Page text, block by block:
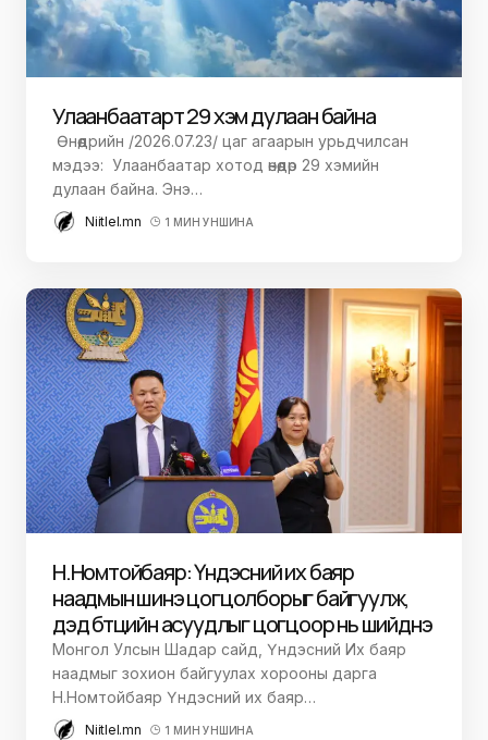
Улаанбаатарт 29 хэм дулаан байна
Өнөөдрийн /2026.07.23/ цаг агаарын урьдчилсан
мэдээ: Улаанбаатар хотод өнөөдөр 29 хэмийн
дулаан байна. Энэ…
Niitlel.mn 1 МИН УНШИНА
Н.Номтойбаяр: Үндэсний их баяр
наадмын шинэ цогцолборыг байгуулж,
дэд бүтцийн асуудлыг цогцоор нь шийднэ
Монгол Улсын Шадар сайд, Үндэсний Их баяр
наадмыг зохион байгуулах хорооны дарга
Н.Номтойбаяр Үндэсний их баяр…
Niitlel.mn 1 МИН УНШИНА